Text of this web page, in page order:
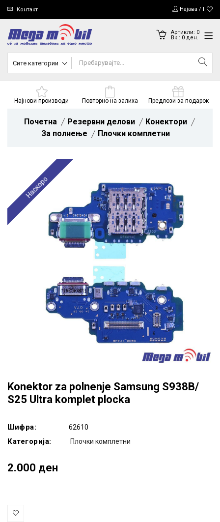
Контакт Најава /
Артикли: 0
Вк.: 0ден.
Сите категории
Најнови производи Повторно на залиха Предлози за подарок
Почетна Резервни делови
Конектори
За полнење
Плочки комплетни
Наскоро
Konektor za polnenje Samsung S938B/
S25 Ultra komplet plocka
Шифра: 62610
Категорија: Плочки комплетни
2.000 ден